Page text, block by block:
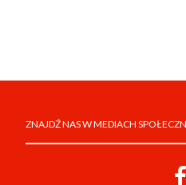
ZNAJDŹ NAS W MEDIACH